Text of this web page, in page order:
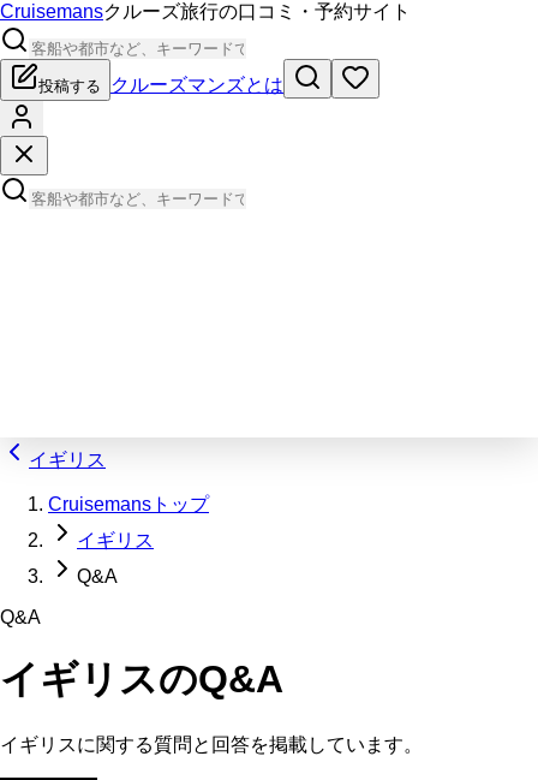
Cruisemansクルーズ旅行の口コミ・予約サイト
投稿する クルーズマンズとは
イギリス
Cruisemansトップ
イギリス
Q&A
Q&A
イギリスのQ&A
イギリスに関する質問と回答を掲載しています。